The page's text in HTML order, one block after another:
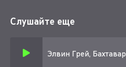
Слушайте еще
Элвин Грей, Бахтавар